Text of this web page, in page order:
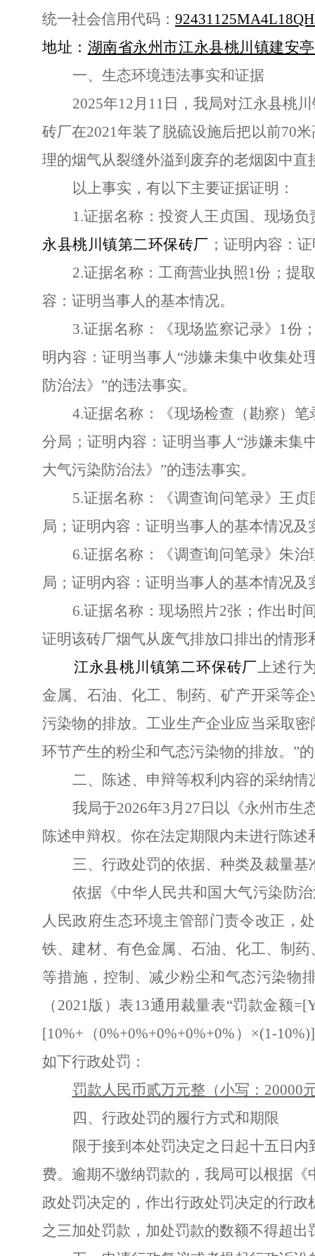
统一社会信用代码：
地址： 湖南省永州市江永县桃川镇建安
一、生态环境违法事实和证据
2025年12 月 11 日，我局对江永县桃
砖厂在2021年装了脱硫设施后把以前70米
理的烟气从裂缝外溢到废弃的老烟囱中直
以上事实，有以下主要证据证明：
1.证据名称：投资人王贞国、现场
永县桃川镇第二环保砖厂 ； 证明内容：
2.证据名称：工商营业执照1份；提
容：证明当事人的基本情况。
3.证据名称：《现场监察记录》 1 份
明内容：证明当事人 “涉嫌未集中收集处
防治法》 ”的违法事实。
4.证据名称：《现场检查（勘察）笔
分局；证明内容： 证明当事人 “涉嫌未集
大气污染防治法》 ”的违法事实。
5.证据名称：《调查询问笔录》王贞
局；证明内容：证明当事人的基本情况
6.证据名称：《调查询问笔录》朱治
局；证明内容：证明当事人的基本情况
6.证据名称：现场照片2张；作出时
证明该砖厂烟气从废气排放口排出的情形
江永县桃川镇第二环保砖厂 上述行
金属、石油、化工、制药、矿产开采等
污染物的排放。工业生产企业应当采取
环节产生的粉尘和气态污染物的排放。”
二、陈述、申辩等权利内容的采纳情
我局于2026年3月27日 以 《永州市
陈述申辩权。 你在法定期限内未进行陈述
三、 行政处罚的依据、种类及裁量基
依据《中华人民共和国大气污染防
人民政府生态环境主管部门责令改正，
铁、建材、有色金属、石油、化工、制
等措施，控制、减少粉尘和气态污染物
（2021 版）表13通用裁量表“罚款金额=
[10%+ （0%+0%+0%+0%+0% ） ×(1-10%)]
如下行政处罚：
罚款人民币贰万元整（小写： 20000
四、行政处罚的履行方式和期限
限于接到本处罚决定之日起十五日
费。逾期不缴纳罚款的，我局可以根据
政处罚决定的，作出行政处罚决定的行
之三加处罚款，加处罚款的数额不得超